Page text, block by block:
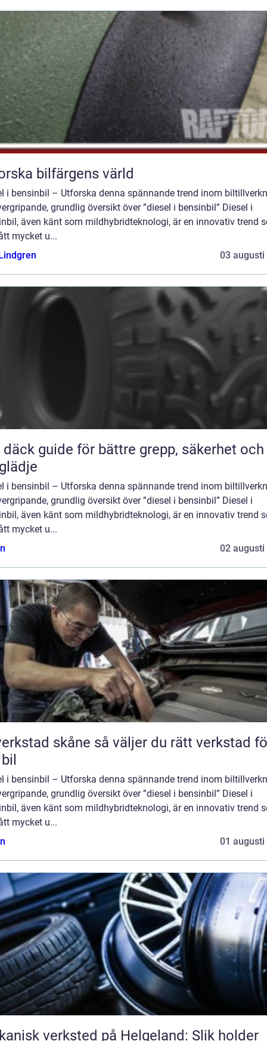
bilfärgens värld
i bensinbil – Utforska denna spännande trend inom
grundlig översikt över ”diesel i bensinbil” Diesel i
även känt som mildhybridteknologi, är en innovativ trend
mycket u...
03 augusti
grepp, säkerhet och
i bensinbil – Utforska denna spännande trend inom
grundlig översikt över ”diesel i bensinbil” Diesel i
även känt som mildhybridteknologi, är en innovativ trend
mycket u...
02 augusti
skåne så väljer du rätt verkstad för
i bensinbil – Utforska denna spännande trend inom
grundlig översikt över ”diesel i bensinbil” Diesel i
även känt som mildhybridteknologi, är en innovativ trend
mycket u...
01 augusti
verksted på Helgeland: Slik holder